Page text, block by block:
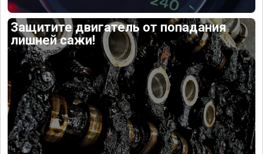
Защитите двигатель от попадания
лишней сажи!